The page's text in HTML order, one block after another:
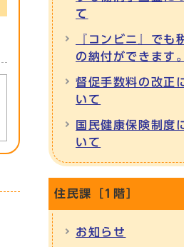
て
『コンビニ』でも
の納付ができます。
督促手数料の改正
いて
国民健康保険制度
いて
住民課［1階］
お知らせ